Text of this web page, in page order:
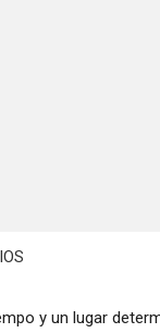
y un lugar